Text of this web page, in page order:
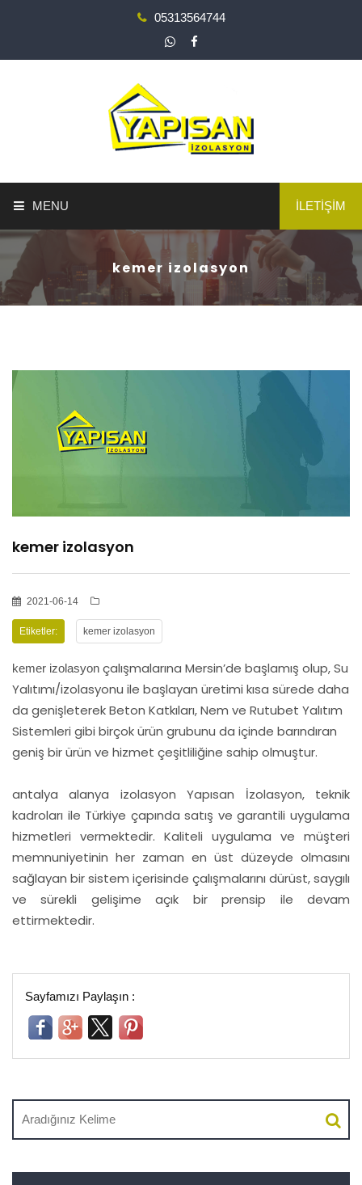
05313564744
MENU
ANA SAYFA
HİZMETLER
BÖLGELER
OSMANİYE
İZOLASYON
BLOG
İLETİŞİM
kemer izolasyon
kemer izolasyon
2021-06-14
Etiketler: kemer izolasyon
kemer izolasyon çalışmalarına Mersin’de başlamış olup, Su
Yalıtımı/izolasyonu ile başlayan üretimi kısa sürede daha
da genişleterek Beton Katkıları, Nem ve Rutubet Yalıtım
Sistemleri gibi birçok ürün grubunu da içinde barındıran
geniş bir ürün ve hizmet çeşitliliğine sahip olmuştur.
antalya alanya izolasyon Yapısan İzolasyon, teknik
kadroları ile Türkiye çapında satış ve garantili uygulama
hizmetleri vermektedir. Kaliteli uygulama ve müşteri
memnuniyetinin her zaman en üst düzeyde olmasını
sağlayan bir sistem içerisinde çalışmalarını dürüst, saygılı
ve sürekli gelişime açık bir prensip ile devam
ettirmektedir.
Sayfamızı Paylaşın :